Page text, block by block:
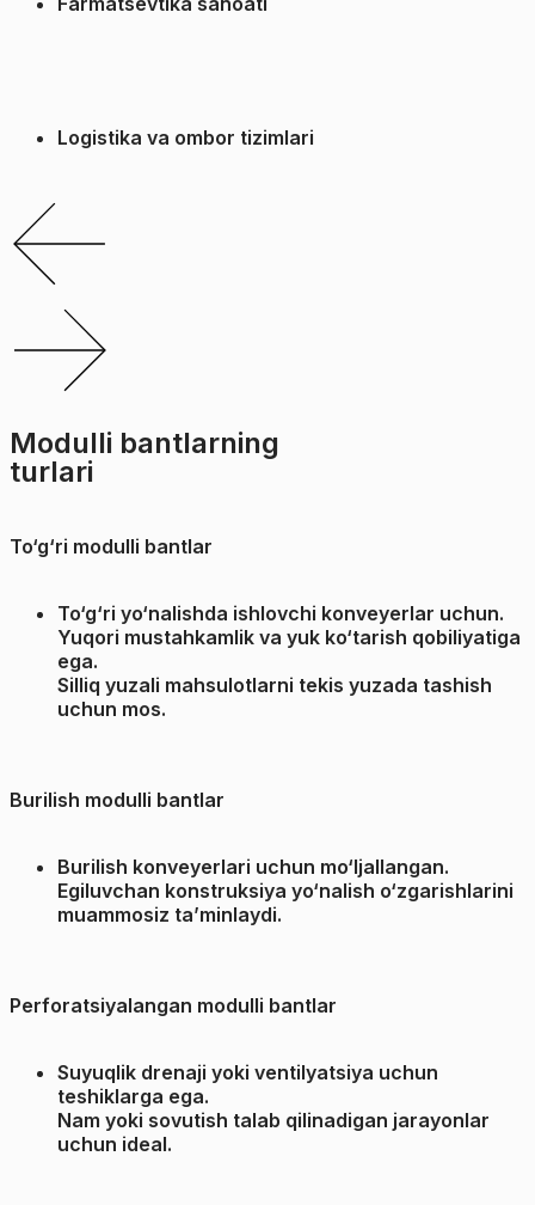
Logistika va ombor tizimlari
Modulli bantlarning
turlari
To‘g‘ri modulli bantlar
To‘g‘ri yo‘nalishda ishlovchi konveyerlar uchun.
Yuqori mustahkamlik va yuk ko‘tarish qobiliyatiga
ega.
Silliq yuzali mahsulotlarni tekis yuzada tashish
uchun mos.
Burilish modulli bantlar
Burilish konveyerlari uchun mo‘ljallangan.
Egiluvchan konstruksiya yo‘nalish o‘zgarishlarini
muammosiz ta’minlaydi.
Perforatsiyalangan modulli bantlar
Suyuqlik drenaji yoki ventilyatsiya uchun
teshiklarga ega.
Nam yoki sovutish talab qilinadigan jarayonlar
uchun ideal.